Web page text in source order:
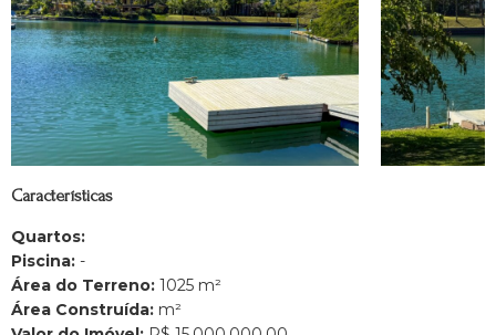
Características
Quartos:
Piscina: -
Área do Terreno: 1025 m²
Área Construída: m²